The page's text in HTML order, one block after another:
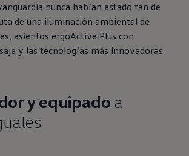
nunca habían estado tan de
de una iluminación ambiental de
asientos ergoActive Plus con
y las tecnologías más innovadoras.
y equipado a